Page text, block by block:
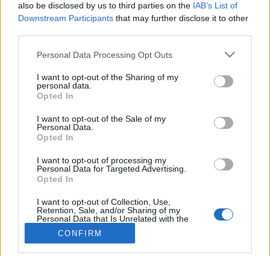
also be disclosed by us to third parties on the IAB’s List of
Downstream Participants that may further disclose it to other
Please note that this website/app uses one or more Google
not limited to your visit or usage behaviour. You may click to
grant or deny consent to Google and its third-party tags to
use your data for below specified purposes in below Google
consent section.
Personal Data Processing Opt Outs
I want to opt-out of the Sharing of my
personal data.
Opted In
I want to opt-out of the Sale of my
Personal Data.
Opted In
I want to opt-out of processing my
Personal Data for Targeted Advertising.
Opted In
I want to opt-out of Collection, Use,
Retention, Sale, and/or Sharing of my
Personal Data that Is Unrelated with the
Purposes for which it was collected.
Opted Out
CONFIRM
Betegségek Szív- és érrendszeri betegségek
Szív- és érrendszeri
betegségek